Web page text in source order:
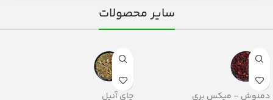
سایر محصولات
دمنوش – میکس بری
چای آنیل